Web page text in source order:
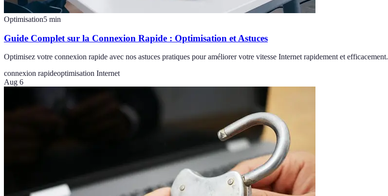
Optimisation5 min
Guide Complet sur la Connexion Rapide : Optimisation et Astuces
Optimisez votre connexion rapide avec nos astuces pratiques pour améliorer votre vitesse Internet rapidement et efficacement.
connexion rapideoptimisation Internet
Aug 6